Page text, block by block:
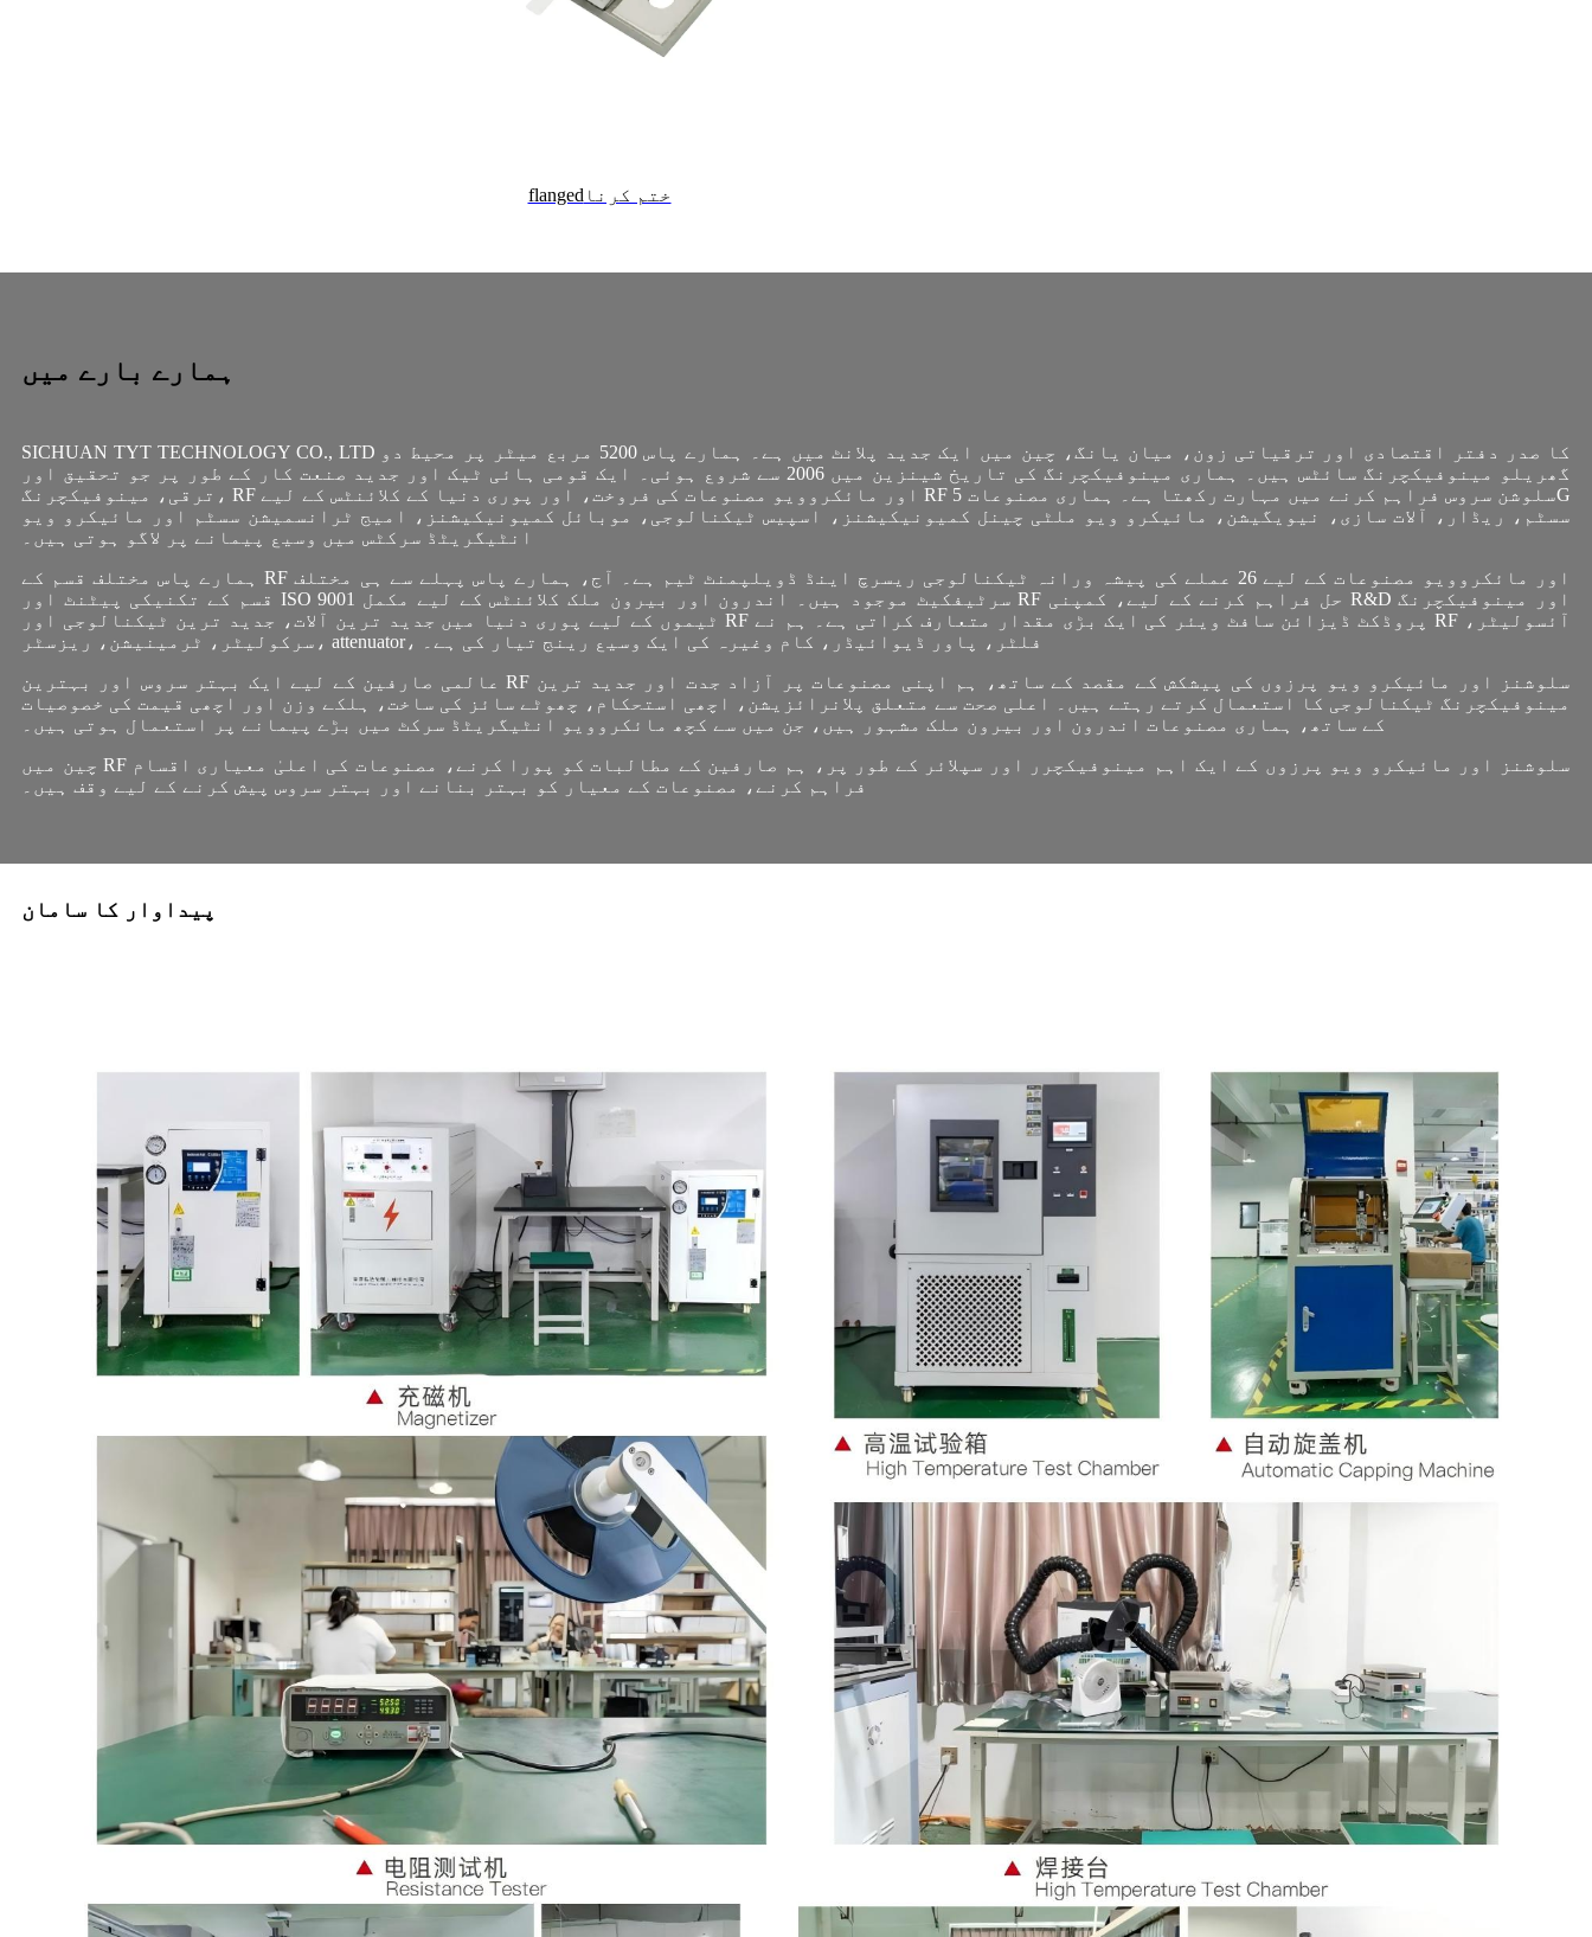
flanged ختم کرنا
ہمارے بارے میں
SICHUAN TYT TECHNOLOGY CO., LTD کا صدر دفتر اقتصادی اور ترقیاتی زون، میان یانگ، چین میں ایک جدید پلانٹ میں ہے۔ ہمارے پاس 5200 مربع میٹر پر محیط دو
گھریلو مینوفیکچرنگ سائٹس ہیں۔ ہماری مینوفیکچرنگ کی تاریخ شینزین میں 2006 سے شروع ہوئی۔ ایک قومی ہائی ٹیک اور جدید صنعت کار کے طور پر جو تحقیق اور
ترقی، مینوفیکچرنگ، RF اور مائکروویو مصنوعات کی فروخت، اور پوری دنیا کے کلائنٹس کے لیے RF سلوشن سروس فراہم کرنے میں مہارت رکھتا ہے۔ ہماری مصنوعات 5G
سسٹم، ریڈار، آلات سازی، نیویگیشن، مائیکرو ویو ملٹی چینل کمیونیکیشنز، اسپیس ٹیکنالوجی، موبائل کمیونیکیشنز، امیج ٹرانسمیشن سسٹم اور مائیکرو ویو
انٹیگریٹڈ سرکٹس میں وسیع پیمانے پر لاگو ہوتی ہیں۔
ہمارے پاس مختلف قسم کے RF اور مائکروویو مصنوعات کے لیے 26 عملے کی پیشہ ورانہ ٹیکنالوجی ریسرچ اینڈ ڈویلپمنٹ ٹیم ہے۔ آج، ہمارے پاس پہلے سے ہی مختلف
قسم کے تکنیکی پیٹنٹ اور ISO 9001 سرٹیفکیٹ موجود ہیں۔ اندرون اور بیرون ملک کلائنٹس کے لیے مکمل RF حل فراہم کرنے کے لیے، کمپنی R&D اور مینوفیکچرنگ
ٹیموں کے لیے پوری دنیا میں جدید ترین آلات، جدید ترین ٹیکنالوجی اور RF پروڈکٹ ڈیزائن سافٹ ویئر کی ایک بڑی مقدار متعارف کراتی ہے۔ ہم نے RF آئسولیٹر،
سرکولیٹر، ٹرمینیشن، ریزسٹر، attenuator، فلٹر، پاور ڈیوائیڈر، کام وغیرہ کی ایک وسیع رینج تیار کی ہے۔
عالمی صارفین کے لیے ایک بہتر سروس اور بہترین RF سلوشنز اور مائیکرو ویو پرزوں کی پیشکش کے مقصد کے ساتھ، ہم اپنی مصنوعات پر آزاد جدت اور جدید ترین
مینوفیکچرنگ ٹیکنالوجی کا استعمال کرتے رہتے ہیں۔ اعلی صحت سے متعلق پلانرائزیشن، اچھی استحکام، چھوٹے سائز کی ساخت، ہلکے وزن اور اچھی قیمت کی خصوصیات
کے ساتھ، ہماری مصنوعات اندرون اور بیرون ملک مشہور ہیں، جن میں سے کچھ مائکروویو انٹیگریٹڈ سرکٹ میں بڑے پیمانے پر استعمال ہوتی ہیں۔
چین میں RF سلوشنز اور مائیکرو ویو پرزوں کے ایک اہم مینوفیکچرر اور سپلائر کے طور پر، ہم صارفین کے مطالبات کو پورا کرنے، مصنوعات کی اعلیٰ معیاری اقسام
فراہم کرنے، مصنوعات کے معیار کو بہتر بنانے اور بہتر سروس پیش کرنے کے لیے وقف ہیں۔
پیداوار کا سامان